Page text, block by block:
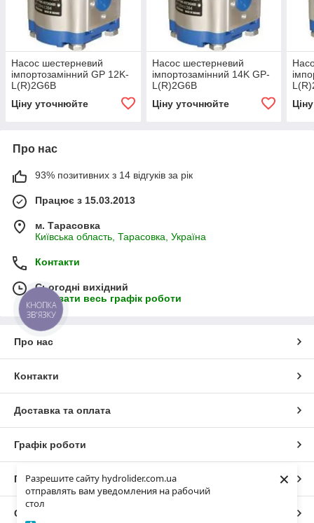
Разрешите сайту hydrolider.com.ua
отправлять вам уведомления на рабочий
стол
×
Насос шестерневий
імпортозамінний GP 12K-
L(R)2G6B
Ціну уточнюйте
Насос шестерневий
імпортозамінний 14K GP-
L(R)2G6B
Ціну уточнюйте
Про нас
93% позитивних з 14 відгуків за рік
Працює з 15.03.2013
м. Тарасовка
Київська область, Тарасовка, Україна
Контакти
Сьогодні вихідний
Показати весь графік роботи
Про нас
Контакти
Доставка та оплата
Графік роботи
Повна версія сайту
Сайт створено на маркетплейсі
КНОПКА
ЗВ'ЯЗКУ